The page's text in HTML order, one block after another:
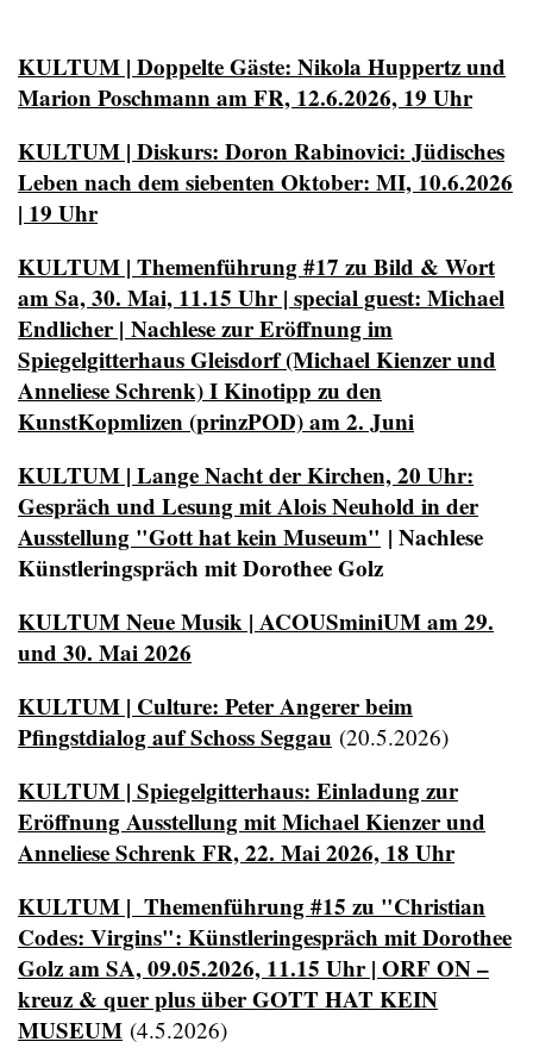
KULTUM | Doppelte Gäste: Nikola Huppertz und
Marion Poschmann am FR, 12.6.2026, 19 Uhr
KULTUM | Diskurs: Doron Rabinovici: Jüdisches
Leben nach dem siebenten Oktober: MI, 10.6.2026
| 19 Uhr
KULTUM | Themenführung #17 zu Bild & Wort
am Sa, 30. Mai, 11.15 Uhr | special guest: Michael
Endlicher | Nachlese zur Eröffnung im
Spiegelgitterhaus Gleisdorf (Michael Kienzer und
Anneliese Schrenk) I Kinotipp zu den
KunstKopmlizen (prinzPOD) am 2. Juni
KULTUM | Lange Nacht der Kirchen, 20 Uhr:
Gespräch und Lesung mit Alois Neuhold in der
Ausstellung "Gott hat kein Museum" | Nachlese
Künstleringspräch mit Dorothee Golz
KULTUM Neue Musik | ACOUSminiUM am 29.
und 30. Mai 2026
KULTUM | Culture: Peter Angerer beim
Pfingstdialog auf Schoss Seggau (20.5.2026)
KULTUM | Spiegelgitterhaus: Einladung zur
Eröffnung Ausstellung mit Michael Kienzer und
Anneliese Schrenk FR, 22. Mai 2026, 18 Uhr
KULTUM | Themenführung #15 zu "Christian
Codes: Virgins": Künstleringespräch mit Dorothee
Golz am SA, 09.05.2026, 11.15 Uhr | ORF ON –
kreuz & quer plus über GOTT HAT KEIN
MUSEUM (4.5.2026)